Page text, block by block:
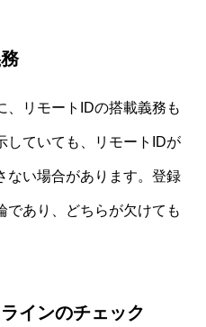
、リモートIDの搭載義務も
していても、リモートIDが
ない場合があります。登録
であり、どちらが欠けても
インのチェック